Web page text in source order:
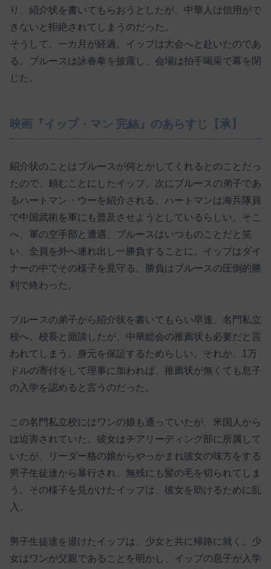
り、紹介状を書いてもらおうとしたが、中華人は信用がで
きないと拒絶されてしまうのだった。
そうして、一カ月が経過。イップは大会へと赴いたのであ
る。ブルースは詠春拳を披露し、会場は拍手喝采で幕を閉
じた。
映画『イップ・マン 完結』のあらすじ【承】
紹介状のことはブルースが何とかしてくれるとのことだっ
たので、頼むことにしたイップ。次にブルースの弟子であ
るハートマン・ウーを紹介される。ハートマンは海兵隊員
で中国武術を軍にも普及させようとしているらしい。そこ
へ、軍の空手部と遭遇。ブルースはいつものことだと笑
い、全員を外へ連れ出し一勝負することに。イップはダイ
ナーの中でその様子を見守る。勝負はブルースの圧倒的勝
利で終わった。
ブルースの弟子から紹介状を書いてもらい早速、名門私立
校へ。校長と面談したが、中華総会の推薦状も必要だと言
われてしまう。身元を保証するためらしい。それか、1万
ドルの寄付をして理事に加われば、推薦状が無くても息子
の入学を認めると言うのだった。
この名門私立校にはワンの娘も通っていたが、米国人から
は迫害されていた。彼女はチアリーディング部に所属して
いたが、リーダー格の娘からやっかまれ彼女の味方をする
男子生徒達から暴行され、無残にも髪の毛を切られてしま
う。その様子を見かけたイップは、彼女を助けるために乱
入。
男子生徒達を退けたイップは、少女と共に帰路に就く。少
女はワンが父親であることを明かし、イップの息子が入学